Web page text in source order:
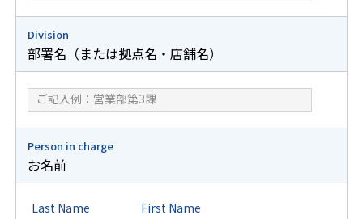
Division
部署名（または拠点名・店舗名）
Person in charge
お名前
Last Name
First Name